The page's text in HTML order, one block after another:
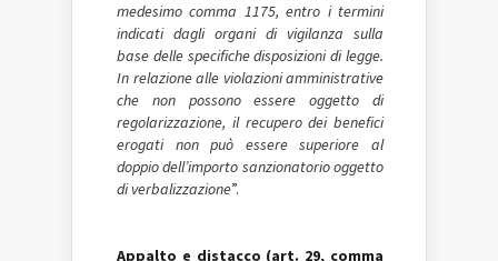
medesimo comma 1175, entro i termini
indicati dagli organi di vigilanza sulla
base delle specifiche disposizioni di legge.
In relazione alle violazioni amministrative
che non possono essere oggetto di
regolarizzazione, il recupero dei benefici
erogati non può essere superiore al
doppio dell’importo sanzionatorio oggetto
di verbalizzazione”.
Appalto e distacco (art. 29, comma